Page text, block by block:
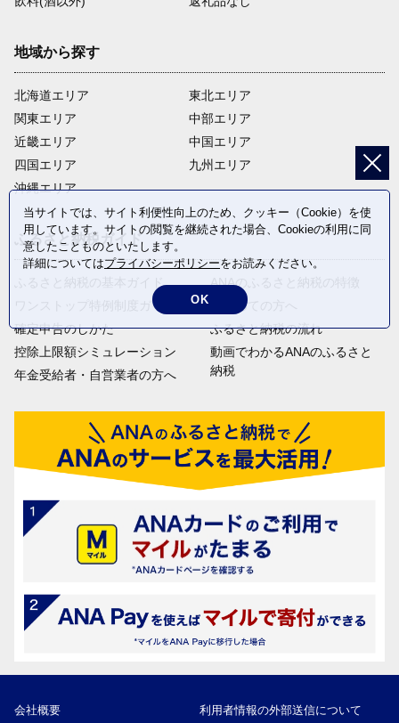
地域から探す
北海道エリア
関東エリア
近畿エリア
四国エリア
沖縄エリア
東北エリア
中部エリア
中国エリア
九州エリア
ふるさと納税ガイド
ふるさと納税の基本ガイド
ワンストップ特例制度ガイド
確定申告のしかた
控除上限額シミュレーション
年金受給者・自営業者の方へ
ANAのふるさと納税の特徴
はじめての方へ
ふるさと納税の流れ
動画でわかるANAのふるさと
納税
会社概要 利用者情報の外部送信について
当サイトでは、サイト利便性向上のため、クッキー（Cookie）を使
用しています。サイトの閲覧を継続された場合、Cookieの利用に同
意したことものといたします。
詳細についてはプライバシーポリシーをお読みください。
OK